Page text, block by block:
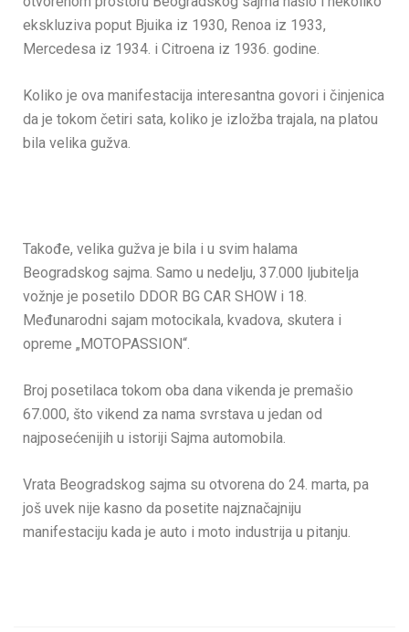
ekskluziva poput Bjuika iz 1930, Renoa iz 1933,
Mercedesa iz 1934. i Citroena iz 1936. godine.
Koliko je ova manifestacija interesantna govori i činjenica
da je tokom četiri sata, koliko je izložba trajala, na platou
bila velika gužva.
Takođe, velika gužva je bila i u svim halama
Beogradskog sajma. Samo u nedelju, 37.000 ljubitelja
vožnje je posetilo DDOR BG CAR SHOW i 18.
Međunarodni sajam motocikala, kvadova, skutera i
opreme „MOTOPASSION“.
Broj posetilaca tokom oba dana vikenda je premašio
67.000, što vikend za nama svrstava u jedan od
najposećenijih u istoriji Sajma automobila.
Vrata Beogradskog sajma su otvorena do 24. marta, pa
još uvek nije kasno da posetite najznačajniju
manifestaciju kada je auto i moto industrija u pitanju.